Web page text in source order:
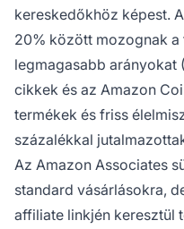
kereskedőkhöz képest.
20% között mozognak
legmagasabb arányokat
cikkek és az Amazon
termékek és friss
százalékkal
Az Amazon Associates
standard vásárlásokra,
affiliate linkjén keresztül